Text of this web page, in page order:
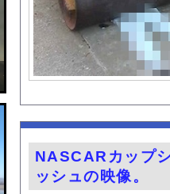
日本旅行キャンセルすべきか
うちのネコが目の前にいた。
『Re：ゼロから始める異世界
【速報】NHK職員が番組出演
【画像】森香澄さんのJK姿
ｗ
【有能】政府「トラックはサー
【画像】キス釣りするんや
【動画】クソガキロケット、怖
NASCARカップ
ッシュの映像。